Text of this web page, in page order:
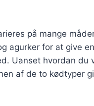
på mange
agurker for at give
Uanset hvordan du
af de to kødtyper